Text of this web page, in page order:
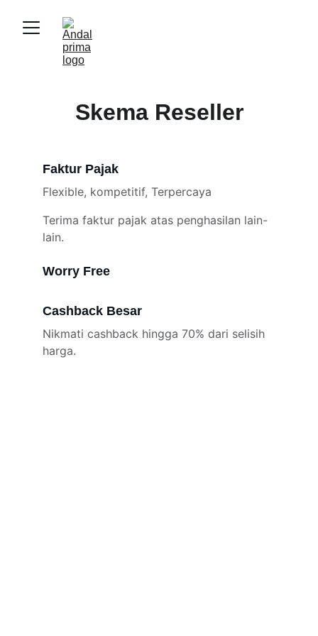
Skema Reseller
Worry Free
Cashback Besar
Nikmati cashback hingga 70% dari selisih
harga.
Faktur Pajak
Flexible, kompetitif, Terpercaya
Terima faktur pajak atas penghasilan lain-
lain.